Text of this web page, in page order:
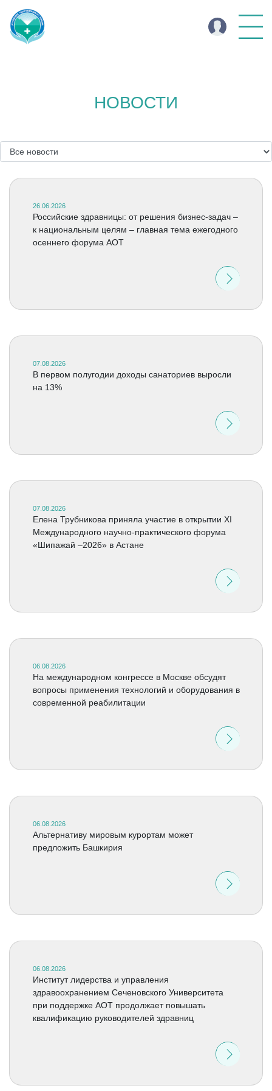
НОВОСТИ
26.06.2026
Российские здравницы: от решения бизнес-задач –
к национальным целям – главная тема ежегодного
осеннего форума АОТ
07.08.2026
В первом полугодии доходы санаториев выросли
на 13%
07.08.2026
Елена Трубникова приняла участие в открытии XI
Международного научно-практического форума
«Шипажай –2026» в Астане
06.08.2026
На международном конгрессе в Москве обсудят
вопросы применения технологий и оборудования в
современной реабилитации
06.08.2026
Альтернативу мировым курортам может
предложить Башкирия
06.08.2026
Институт лидерства и управления
здравоохранением Сеченовского Университета
при поддержке АОТ продолжает повышать
квалификацию руководителей здравниц